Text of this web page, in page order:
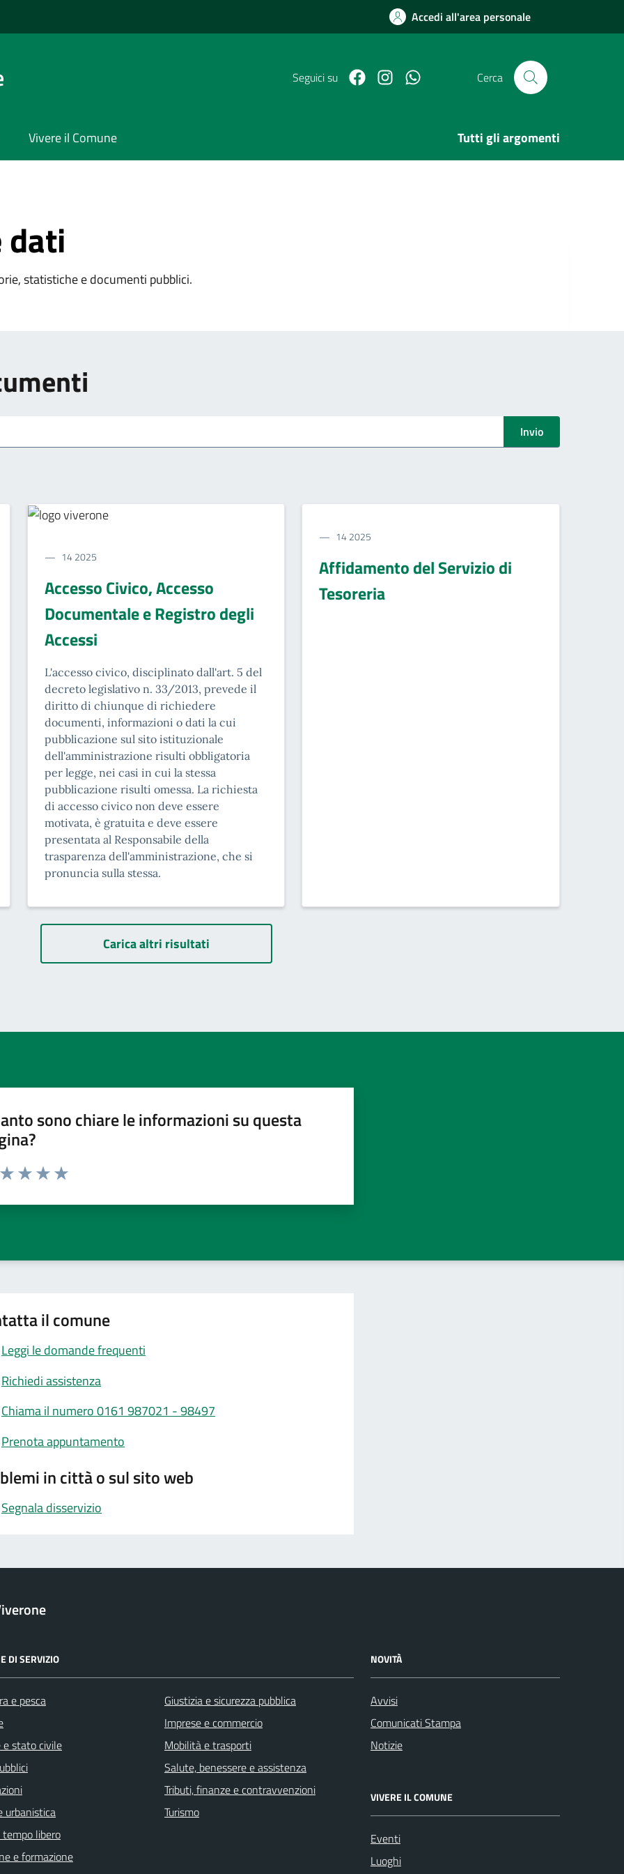
Accedi all'area personale
Seguici su FacebookLink Instagram
Link Canale Whatsapp
Cerca
Vivere il Comune Tutti gli argomenti
dati
statistiche e documenti pubblici.
Invio
14 2025
Accesso Civico, Accesso
Documentale e Registro degli
Accessi
L'accesso civico, disciplinato dall'art. 5 del
decreto legislativo n. 33/2013, prevede il
diritto di chiunque di richiedere
documenti, informazioni o dati la cui
pubblicazione sul sito istituzionale
dell'amministrazione risulti obbligatoria
per legge, nei casi in cui la stessa
pubblicazione risulti omessa. La richiesta
di accesso civico non deve essere
motivata, è gratuita e deve essere
presentata al Responsabile della
trasparenza dell'amministrazione, che si
pronuncia sulla stessa.
14 2025
Affidamento del Servizio di
Tesoreria
PaginazioneCarica altri risultati
sono chiare le informazioni su questa
da 1 a 5 stelle la pagina
il comune
Leggi le domande frequenti
Richiedi assistenza
Chiama il numero 0161 987021 - 98497
Prenota appuntamento
in città o sul sito web
Segnala disservizio
DI SERVIZIO
e pesca
e stato civile
urbanistica
libero
e formazione
Giustizia e sicurezza pubblica
Imprese e commercio
Mobilità e trasporti
Salute, benessere e assistenza
Tributi, finanze e contravvenzioni
Turismo
NOVITÀ
Avvisi
Comunicati Stampa
Notizie
VIVERE IL COMUNE
Eventi
Luoghi